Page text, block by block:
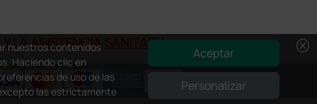
LA ASISTENCIA SANITARIA cancel
nuestros contenidos
Haciendo clic en
de uso de las
las estrictamente
Aceptar
Personalizar